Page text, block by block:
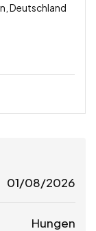
Deutschland
01/08/2026
Hungen